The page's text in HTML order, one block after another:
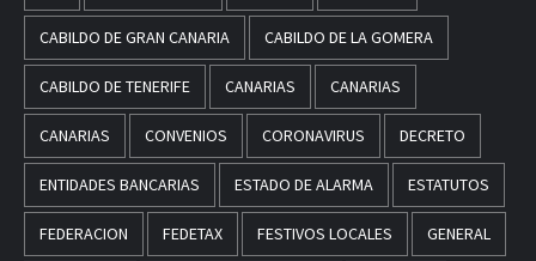
CABILDO DE GRAN CANARIA CABILDO DE LA GOMERA
CABILDO DE TENERIFE CANARIAS CANARIAS
CANARIAS CONVENIOS CORONAVIRUS DECRETO
ENTIDADES BANCARIAS ESTADO DE ALARMA ESTATUTOS
FEDERACION FEDETAX FESTIVOS LOCALES GENERAL